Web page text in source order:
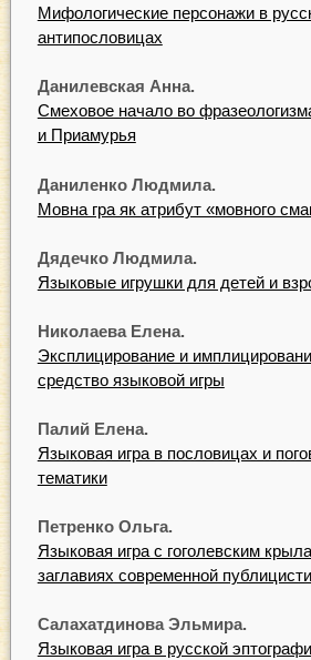
Мифологические персонажи в
антипословицах
Данилевская Анна.
Смеховое начало во
и Приамурья
Даниленко Людмила.
Мовна гра як атрибут «мовного
Дядечко Людмила.
Языковые игрушки для детей и
Николаева Елена.
Эксплицирование и
средство языковой игры
Палий Елена.
Языковая игра в пословицах и
тематики
Петренко Ольга.
Языковая игра с гоголевским
заглавиях современной
Салахатдинова Эльмира.
Языковая игра в русской